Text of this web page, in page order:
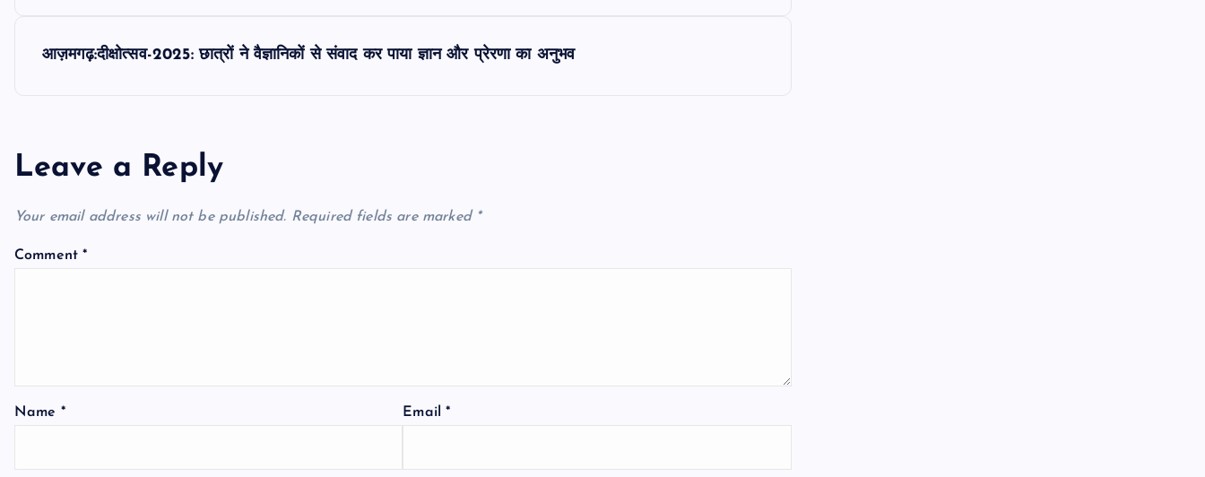
n
a
v
a
आज़मगढ़:दीक्षोत्सव-2025: छात्रों ने वैज्ञानिकों से संवाद कर पाया ज्ञान और प्रेरणा का अनुभव
Leave a Reply
Your email address will not be published. Required fields are marked *
Comment*
Name * Email*